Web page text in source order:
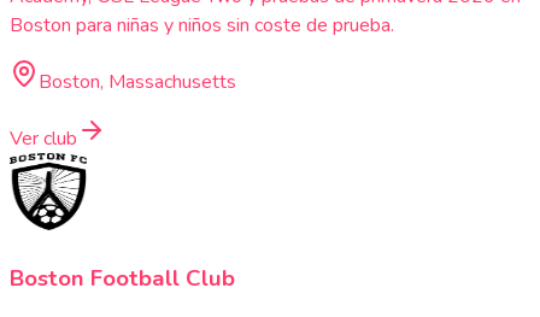
Boston para niñas y niños sin coste de prueba.
Boston, Massachusetts
Ver club
Boston Football Club